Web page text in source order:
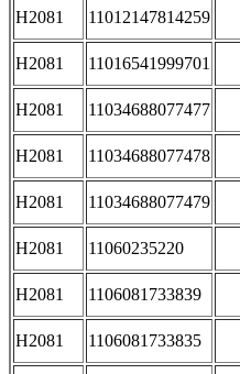
H2081
11012147814259
H2081 11016541999701
H2081 11034688077477
H2081 11034688077478
H2081 11034688077479
H2081 11060235220
H2081 1106081733839
H2081 1106081733835